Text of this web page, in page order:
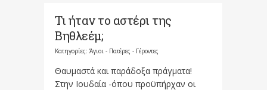
Τι ήταν το αστέρι της
Βηθλεέμ;
Κατηγορίες: Άγιοι - Πατέρες - Γέροντες
Θαυμαστά και παράδοξα πράγματα!
Στην Ιουδαία -όπου προϋπήρχαν οι